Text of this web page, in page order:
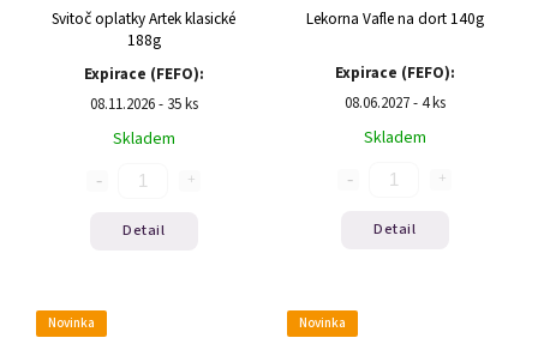
Svitoč oplatky Artek klasické
188g
Expirace (FEFO):
08.11.2026 - 35 ks
Skladem
Detail
Lekorna Vafle na dort 140g
Expirace (FEFO):
08.06.2027 - 4 ks
Skladem
Detail
Novinka Novinka